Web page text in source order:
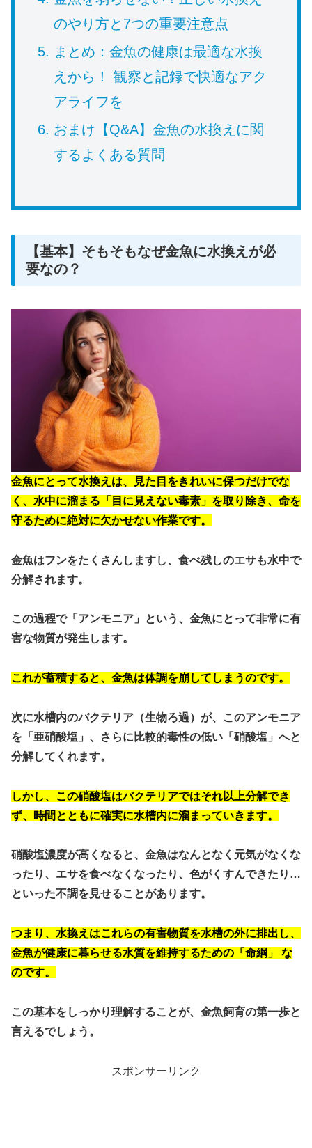
のやり方と7つの重要注意点
まとめ：金魚の健康は最適な水換
えから！ 観察と記録で快適なアク
アライフを
おまけ【Q&A】金魚の水換えに関
するよくある質問
【基本】そもそもなぜ金魚に水換えが必
要なの？
金魚にとって水換えは、
見た目をきれいに保つだけでな
く、水中に溜まる「目に見えない毒素」を取り除き、命を
守るために絶対に欠かせない作業です。
金魚はフンをたくさんしますし、食べ残しのエサも水中で
分解されます。
この過程で「アンモニア」という、金魚にとって非常に有
害な物質が発生します。
これが蓄積すると、金魚は体調を崩してしまうのです。
次に水槽内のバクテリア（生物ろ過）が、このアンモニア
を「亜硝酸塩」、さらに比較的毒性の低い「硝酸塩」へと
分解してくれます。
しかし、この硝酸塩はバクテリアではそれ以上分解でき
ず、時間とともに確実に水槽内に溜まっていきます。
硝酸塩濃度が高くなると、金魚はなんとなく元気がなくな
ったり、エサを食べなくなったり、色がくすんできたり…
といった不調を見せることがあります。
つまり、 水換えはこれらの有害物質を水槽の外に排出し、
金魚が健康に暮らせる水質を維持するための「命綱」
な
のです。
この基本をしっかり理解することが、金魚飼育の第一歩と
言えるでしょう。
スポンサーリンク